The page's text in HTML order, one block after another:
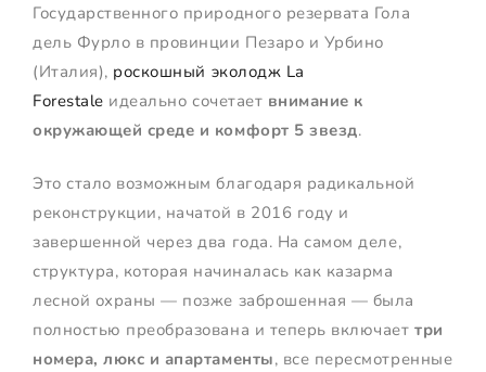
Государственного природного резервата Гола
дель Фурло в провинции Пезаро и Урбино
(Италия), роскошный эколодж La
Forestale идеально сочетает внимание к
окружающей среде и комфорт 5 звезд.
Это стало возможным благодаря радикальной
реконструкции, начатой в 2016 году и
завершенной через два года. На самом деле,
структура, которая начиналась как казарма
лесной охраны — позже заброшенная — была
полностью преобразована и теперь включаеттри
номера, люкс и апартаменты, все пересмотренные